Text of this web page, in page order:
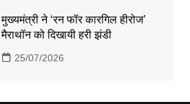
मुख्यमंत्री ने ‘रन फॉर कारगिल हीरोज’
मैराथॉन को दिखायी हरी झंडी
25/07/2026